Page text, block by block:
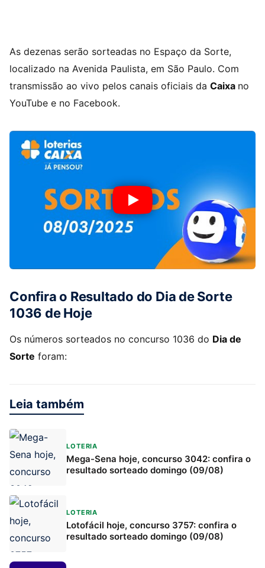
As dezenas serão sorteadas no Espaço da Sorte,
localizado na Avenida Paulista, em São Paulo. Com
transmissão ao vivo pelos canais oficiais da Caixa no
YouTube e no Facebook.
Confira o Resultado do Dia de Sorte
1036 de Hoje
Os números sorteados no concurso 1036 do Dia de
Sorte foram:
Leia também
LOTERIA
Mega-Sena hoje, concurso 3042: confira o
resultado sorteado domingo (09/08)
LOTERIA
Lotofácil hoje, concurso 3757: confira o
resultado sorteado domingo (09/08)